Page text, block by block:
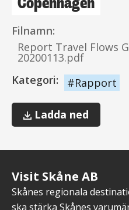
Filnamn:
Report Travel Flows
20200113.pdf
Kategori:
Rapport
Ladda ned
inom
Visit Skåne AB
Skånes regionala
ska stärka Skånes